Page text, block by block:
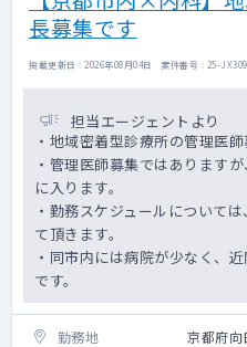
ど
（若年層
長募集です
掲載更新日 : 2026年08月04日 案件番号 : 25-
担当エージェントより
・地域密着型診療所の管理医師
・管理医師募集ではあります
に入ります。
・勤務スケジュールについて
て頂きます。
・同市内には病院が少なく、
です。
勤務地 京都府向